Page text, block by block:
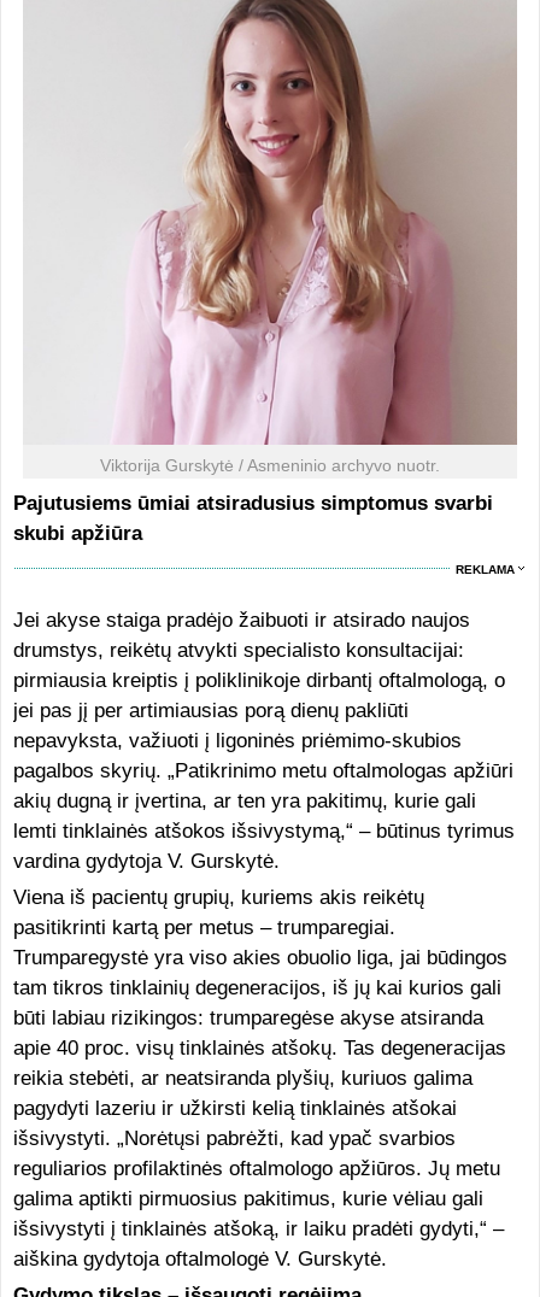
Viktorija Gurskytė / Asmeninio archyvo nuotr.
Pajutusiems ūmiai atsiradusius simptomus svarbi
skubi apžiūra
REKLAMA
Jei akyse staiga pradėjo žaibuoti ir atsirado naujos
drumstys, reikėtų atvykti specialisto konsultacijai:
pirmiausia kreiptis į poliklinikoje dirbantį oftalmologą, o
jei pas jį per artimiausias porą dienų pakliūti
nepavyksta, važiuoti į ligoninės priėmimo-skubios
pagalbos skyrių. „Patikrinimo metu oftalmologas apžiūri
akių dugną ir įvertina, ar ten yra pakitimų, kurie gali
lemti tinklainės atšokos išsivystymą,“ – būtinus tyrimus
vardina gydytoja V. Gurskytė.
Viena iš pacientų grupių, kuriems akis reikėtų
pasitikrinti kartą per metus – trumparegiai.
Trumparegystė yra viso akies obuolio liga, jai būdingos
tam tikros tinklainių degeneracijos, iš jų kai kurios gali
būti labiau rizikingos: trumparegėse akyse atsiranda
apie 40 proc. visų tinklainės atšokų. Tas degeneracijas
reikia stebėti, ar neatsiranda plyšių, kuriuos galima
pagydyti lazeriu ir užkirsti kelią tinklainės atšokai
išsivystyti. „Norėtųsi pabrėžti, kad ypač svarbios
reguliarios profilaktinės oftalmologo apžiūros. Jų metu
galima aptikti pirmuosius pakitimus, kurie vėliau gali
išsivystyti į tinklainės atšoką, ir laiku pradėti gydyti,“ –
aiškina gydytoja oftalmologė V. Gurskytė.